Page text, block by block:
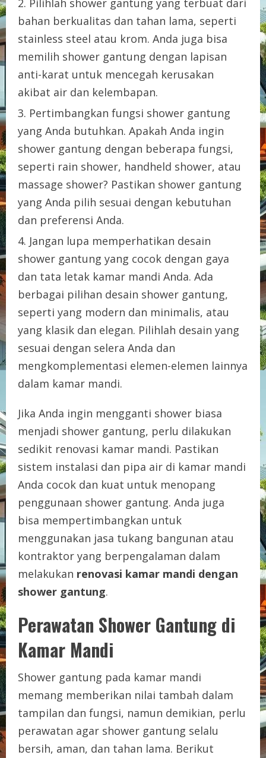
bahan berkualitas dan tahan lama, seperti
stainless steel atau krom. Anda juga bisa
memilih shower gantung dengan lapisan
anti-karat untuk mencegah kerusakan
akibat air dan kelembapan.
Pertimbangkan fungsi shower gantung
yang Anda butuhkan. Apakah Anda ingin
shower gantung dengan beberapa fungsi,
seperti rain shower, handheld shower, atau
massage shower? Pastikan shower gantung
yang Anda pilih sesuai dengan kebutuhan
dan preferensi Anda.
Jangan lupa memperhatikan desain
shower gantung yang cocok dengan gaya
dan tata letak kamar mandi Anda. Ada
berbagai pilihan desain shower gantung,
seperti yang modern dan minimalis, atau
yang klasik dan elegan. Pilihlah desain yang
sesuai dengan selera Anda dan
mengkomplementasi elemen-elemen lainnya
dalam kamar mandi.
Jika Anda ingin mengganti shower biasa
menjadi shower gantung, perlu dilakukan
sedikit renovasi kamar mandi. Pastikan
sistem instalasi dan pipa air di kamar mandi
Anda cocok dan kuat untuk menopang
penggunaan shower gantung. Anda juga
bisa mempertimbangkan untuk
menggunakan jasa tukang bangunan atau
kontraktor yang berpengalaman dalam
melakukan renovasi kamar mandi dengan
shower gantung.
Perawatan Shower Gantung di
Kamar Mandi
Shower gantung pada kamar mandi
memang memberikan nilai tambah dalam
tampilan dan fungsi, namun demikian, perlu
perawatan agar shower gantung selalu
bersih, aman, dan tahan lama. Berikut